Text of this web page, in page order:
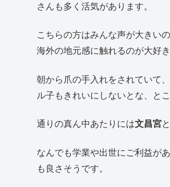
さんも多く活気があります。
こちらの方はみんな声が大きい
海外の地元感に触れるのが大好き
朝から爪の手入れをされていて
ル子もきれいにしないとな、と
通りの真ん中あたりには文昌宮
なんでも学業や出世にご利益が
も良さそうです。